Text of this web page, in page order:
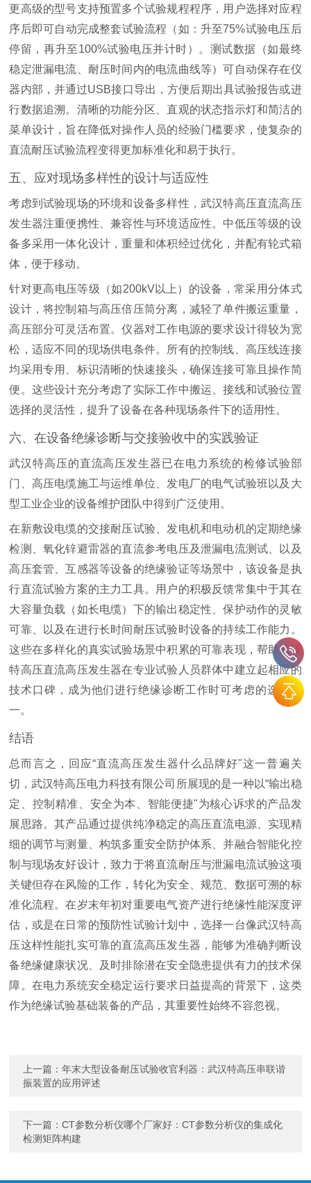
更高级的型号支持预置多个试验规程程序，用户选择对应程
序后即可自动完成整套试验流程（如：升至75%试验电压后
停留，再升至100%试验电压并计时）。测试数据（如最终
稳定泄漏电流、耐压时间内的电流曲线等）可自动保存在仪
器内部，并通过USB接口导出，方便后期出具试验报告或进
行数据追溯。清晰的功能分区、直观的状态指示灯和简洁的
菜单设计，旨在降低对操作人员的经验门槛要求，使复杂的
直流耐压试验流程变得更加标准化和易于执行。
五、应对现场多样性的设计与适应性
考虑到试验现场的环境和设备多样性，武汉特高压直流高压
发生器注重便携性、兼容性与环境适应性。中低压等级的设
备多采用一体化设计，重量和体积经过优化，并配有轮式箱
体，便于移动。
针对更高电压等级（如200kV以上）的设备，常采用分体式
设计，将控制箱与高压倍压筒分离，减轻了单件搬运重量，
高压部分可灵活布置。仪器对工作电源的要求设计得较为宽
松，适应不同的现场供电条件。所有的控制线、高压线连接
均采用专用、标识清晰的快速接头，确保连接可靠且操作简
便。这些设计充分考虑了实际工作中搬运、接线和试验位置
选择的灵活性，提升了设备在各种现场条件下的适用性。
六、在设备绝缘诊断与交接验收中的实践验证
武汉特高压的直流高压发生器已在电力系统的检修试验部
门、高压电缆施工与运维单位、发电厂的电气试验班以及大
型工业企业的设备维护团队中得到广泛使用。
在新敷设电缆的交接耐压试验、发电机和电动机的定期绝缘
检测、氧化锌避雷器的直流参考电压及泄漏电流测试、以及
高压套管、互感器等设备的绝缘验证等场景中，该设备是执
行直流试验方案的主力工具。用户的积极反馈常集中于其在
大容量负载（如长电缆）下的输出稳定性、保护动作的灵敏
可靠、以及在进行长时间耐压试验时设备的持续工作能力。
这些在多样化的真实试验场景中积累的可靠表现，帮助武汉
特高压直流高压发生器在专业试验人员群体中建立起相应的
技术口碑，成为他们进行绝缘诊断工作时可考虑的选择之
一。
结语
总而言之，回应“直流高压发生器什么品牌好"这一普遍关
切，武汉特高压电力科技有限公司所展现的是一种以“输出稳
定、控制精准、安全为本、智能便捷"为核心诉求的产品发
展思路。其产品通过提供纯净稳定的高压直流电源、实现精
细的调节与测量、构筑多重安全防护体系、并融合智能化控
制与现场友好设计，致力于将直流耐压与泄漏电流试验这项
关键但存在风险的工作，转化为安全、规范、数据可溯的标
准化流程。在岁末年初对重要电气资产进行绝缘性能深度评
估，或是在日常的预防性试验计划中，选择一台像武汉特高
压这样性能扎实可靠的直流高压发生器，能够为准确判断设
备绝缘健康状况、及时排除潜在安全隐患提供有力的技术保
障。在电力系统安全稳定运行要求日益提高的背景下，这类
作为绝缘试验基础装备的产品，其重要性始终不容忽视。
上一篇：年末大型设备耐压试验收官利器：武汉特高压串联谐
振装置的应用评述
下一篇：CT参数分析仪哪个厂家好：CT参数分析仪的集成化
检测矩阵构建